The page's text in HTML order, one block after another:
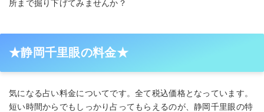
所まで掘り下げてみませんか？
★静岡千里眼の料金★
気になる占い料金についてです。全て税込価格となっています。
短い時間からでもしっかり占ってもらえるのが、静岡千里眼の特